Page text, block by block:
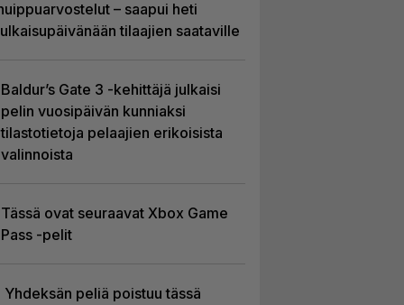
– saapui heti
tilaajien saataville
Baldur’s Gate 3 -kehittäjä julkaisi
pelin vuosipäivän kunniaksi
tilastotietoja pelaajien erikoisista
valinnoista
Tässä ovat seuraavat Xbox Game
Pass -pelit
Yhdeksän peliä poistuu tässä